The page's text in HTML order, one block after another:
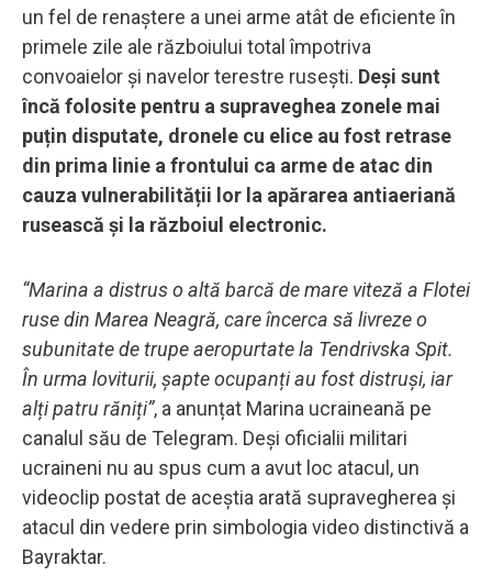
un fel de renaștere a unei arme atât de eficiente în
primele zile ale războiului total împotriva
convoaielor și navelor terestre rusești. Deși sunt
încă folosite pentru a supraveghea zonele mai
puțin disputate, dronele cu elice au fost retrase
din prima linie a frontului ca arme de atac din
cauza vulnerabilității lor la apărarea antiaeriană
rusească și la războiul electronic.
“Marina a distrus o altă barcă de mare viteză a Flotei
ruse din Marea Neagră, care încerca să livreze o
subunitate de trupe aeropurtate la Tendrivska Spit.
În urma loviturii, șapte ocupanți au fost distruși, iar
alți patru răniți”, a anunțat Marina ucraineană pe
canalul său de Telegram. Deși oficialii militari
ucraineni nu au spus cum a avut loc atacul, un
videoclip postat de aceștia arată supravegherea și
atacul din vedere prin simbologia video distinctivă a
Bayraktar.